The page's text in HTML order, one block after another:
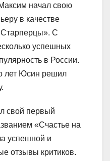
начал свою
в качестве
С
успешных
в России.
лет Юсин решил
свой первый
«Счастье на
успешной и
отзывы критиков.